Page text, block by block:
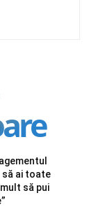
să ai toate
să pui